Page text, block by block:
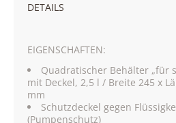
DETAILS
EIGENSCHAFTEN:
Quadratischer Behälter „für
mit Deckel, 2,5 l / Breite 245 x
mm
Schutzdeckel gegen
(Pumpenschutz)